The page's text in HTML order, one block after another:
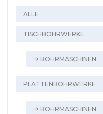
ALLE
TISCHBOHRWERKE
BOHRMASCHINEN
PLATTENBOHRWERKE
BOHRMASCHINEN